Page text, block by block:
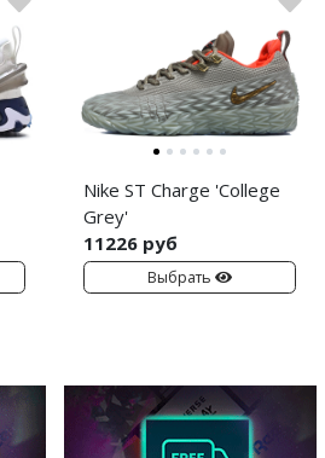
Nike ST Charge 'College
Grey'
11226 руб
Выбрать